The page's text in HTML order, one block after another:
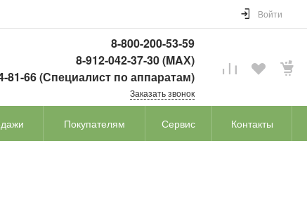
Войти
8-800-200-53-59
8-912-042-37-30 (MAХ)
81-66 (Специалист по аппаратам)
Заказать звонок
Покупателям Сервис Контакты